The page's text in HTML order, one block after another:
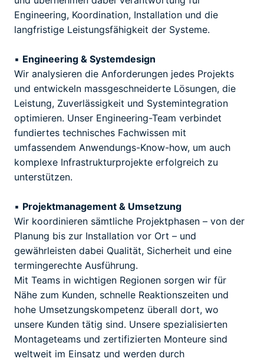
Engineering, Koordination, Installation und die
langfristige Leistungsfähigkeit der Systeme.
▪ Engineering & Systemdesign
Wir analysieren die Anforderungen jedes Projekts
und entwickeln massgeschneiderte Lösungen, die
Leistung, Zuverlässigkeit und Systemintegration
optimieren. Unser Engineering-Team verbindet
fundiertes technisches Fachwissen mit
umfassendem Anwendungs-Know-how, um auch
komplexe Infrastrukturprojekte erfolgreich zu
unterstützen.
▪ Projektmanagement & Umsetzung
Wir koordinieren sämtliche Projektphasen – von der
Planung bis zur Installation vor Ort – und
gewährleisten dabei Qualität, Sicherheit und eine
termingerechte Ausführung.
Mit Teams in wichtigen Regionen sorgen wir für
Nähe zum Kunden, schnelle Reaktionszeiten und
hohe Umsetzungskompetenz überall dort, wo
unsere Kunden tätig sind. Unsere spezialisierten
Montageteams und zertifizierten Monteure sind
weltweit im Einsatz und werden durch